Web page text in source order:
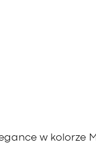
w kolorze